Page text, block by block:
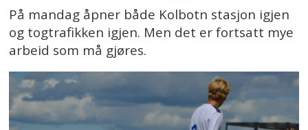
På mandag åpner både Kolbotn stasjon igjen
og togtrafikken igjen. Men det er fortsatt mye
arbeid som må gjøres.